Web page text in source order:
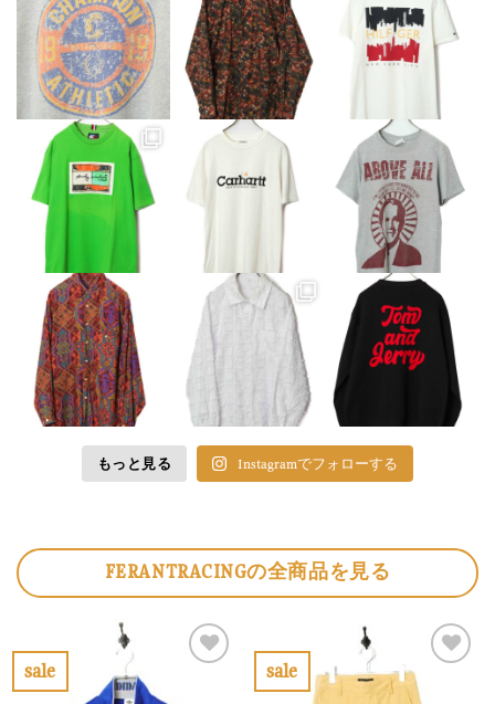
もっと見る Instagramでフォローする
FERANTRACINGの全商品を見る
sale sale